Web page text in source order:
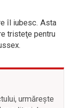
îl iubesc. Asta
tristeţe pentru
urmărește